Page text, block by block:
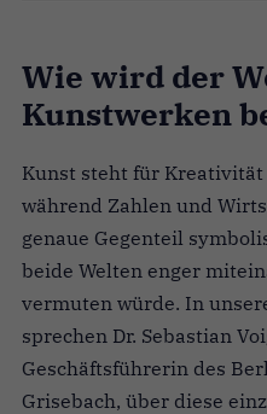
Wie wird der
Kunstwerken
Kunst steht für
während Zahlen und
genaue Gegenteil
beide Welten enger
vermuten würde. In
sprechen Dr. Sebastian
Geschäftsführerin des
Grisebach, über diese